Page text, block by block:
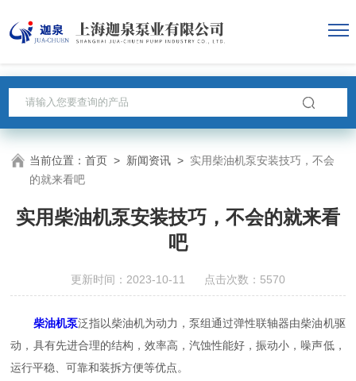
当前位置：首页 > 新闻资讯 > 实用柴油机泵安装技巧，不会
的就来看吧
实用柴油机泵安装技巧，不会的就来看
吧
更新时间：2023-10-11 点击次数：5570
柴油机泵泛指以柴油机为动力，泵组通过弹性联轴器由柴油机驱
动，具有先进合理的结构，效率高，汽蚀性能好，振动小，噪声低，
运行平稳、可靠和装拆方便等优点。